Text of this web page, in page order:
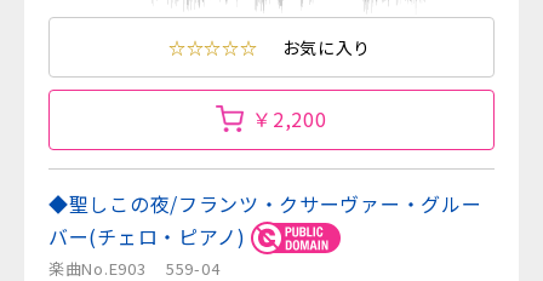
☆☆☆☆☆ お気に入り
￥2,200
◆聖しこの夜/フランツ・クサーヴァー・グルー
バー(チェロ・ピアノ)
楽曲No.E903 559-04